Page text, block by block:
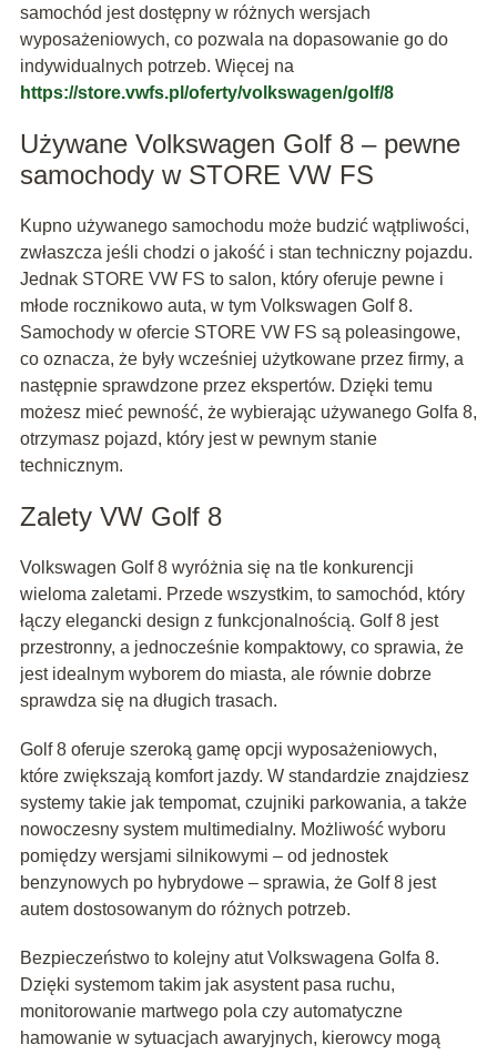
samochód jest dostępny w różnych wersjach
wyposażeniowych, co pozwala na dopasowanie go do
indywidualnych potrzeb. Więcej na
https://store.vwfs.pl/oferty/volkswagen/golf/8
Używane Volkswagen Golf 8 – pewne
samochody w STORE VW FS
Kupno używanego samochodu może budzić wątpliwości,
zwłaszcza jeśli chodzi o jakość i stan techniczny pojazdu.
Jednak STORE VW FS to salon, który oferuje pewne i
młode rocznikowo auta, w tym Volkswagen Golf 8.
Samochody w ofercie STORE VW FS są poleasingowe,
co oznacza, że były wcześniej użytkowane przez firmy, a
następnie sprawdzone przez ekspertów. Dzięki temu
możesz mieć pewność, że wybierając używanego Golfa 8,
otrzymasz pojazd, który jest w pewnym stanie
technicznym.
Zalety VW Golf 8
Volkswagen Golf 8 wyróżnia się na tle konkurencji
wieloma zaletami. Przede wszystkim, to samochód, który
łączy elegancki design z funkcjonalnością. Golf 8 jest
przestronny, a jednocześnie kompaktowy, co sprawia, że
jest idealnym wyborem do miasta, ale równie dobrze
sprawdza się na długich trasach.
Golf 8 oferuje szeroką gamę opcji wyposażeniowych,
które zwiększają komfort jazdy. W standardzie znajdziesz
systemy takie jak tempomat, czujniki parkowania, a także
nowoczesny system multimedialny. Możliwość wyboru
pomiędzy wersjami silnikowymi – od jednostek
benzynowych po hybrydowe – sprawia, że Golf 8 jest
autem dostosowanym do różnych potrzeb.
Bezpieczeństwo to kolejny atut Volkswagena Golfa 8.
Dzięki systemom takim jak asystent pasa ruchu,
monitorowanie martwego pola czy automatyczne
hamowanie w sytuacjach awaryjnych, kierowcy mogą